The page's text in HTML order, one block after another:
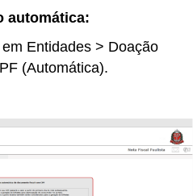
automática:
Entidades > Doação
(Automática).